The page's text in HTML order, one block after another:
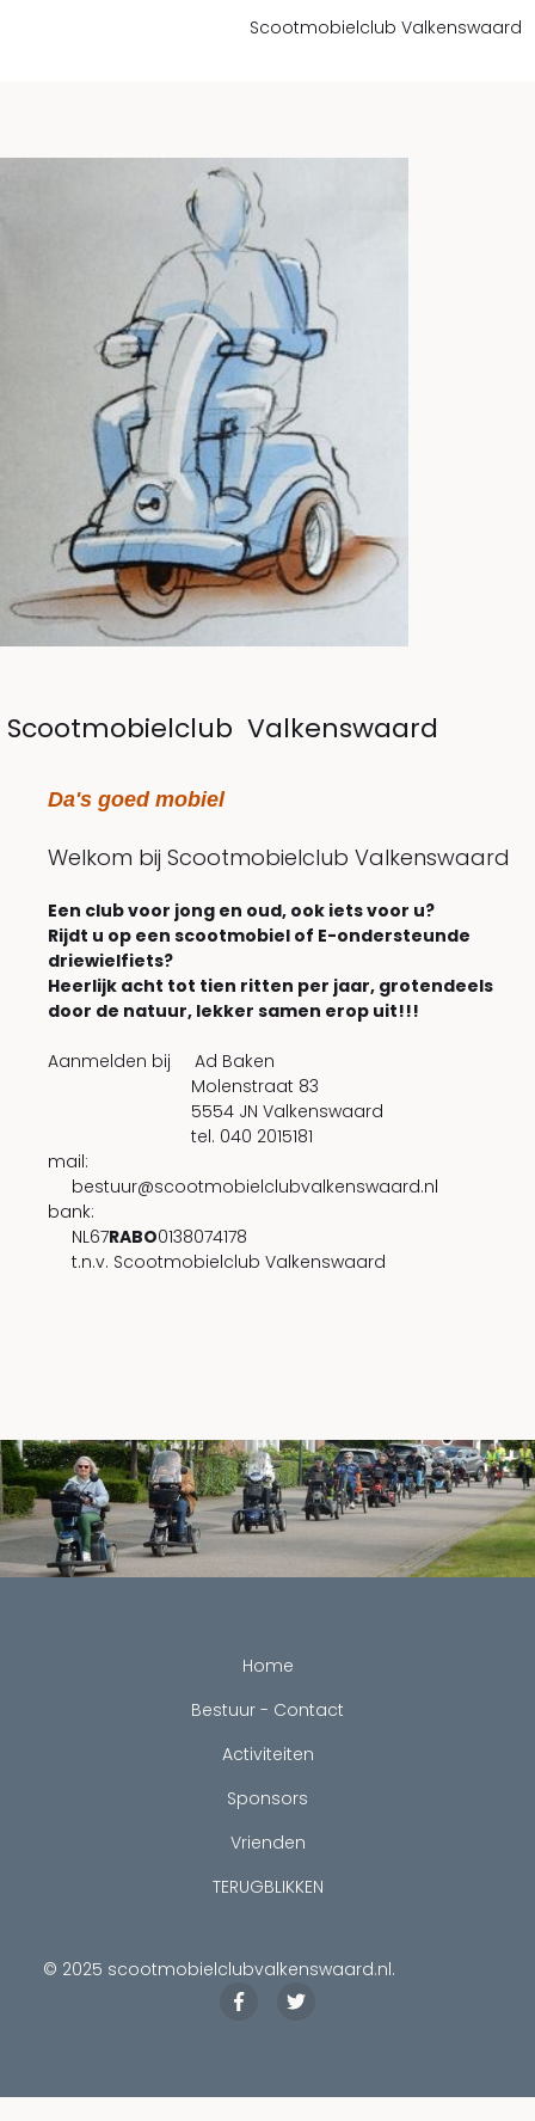
Scootmobielclub Valkenswaard
Scootmobielclub Valkenswaard
Da's goed mobiel
Welkom bij Scootmobielclub Valkenswaard
Een club voor jong en oud, ook iets voor u?
Rijdt u op een scootmobiel of E-ondersteunde
driewielfiets?
Heerlijk acht tot tien ritten per jaar, grotendeels
door de natuur, lekker samen erop uit!!!
Aanmelden bij Ad Baken
Molenstraat 83
5554 JN Valkenswaard
tel. 040 2015181
mail:
bestuur@scootmobielclubvalkenswaard.nl
bank:
NL67RABO0138074178
t.n.v. Scootmobielclub Valkenswaard
Home
Bestuur - Contact
Activiteiten
Sponsors
Vrienden
TERUGBLIKKEN
© 2025 scootmobielclubvalkenswaard.nl.